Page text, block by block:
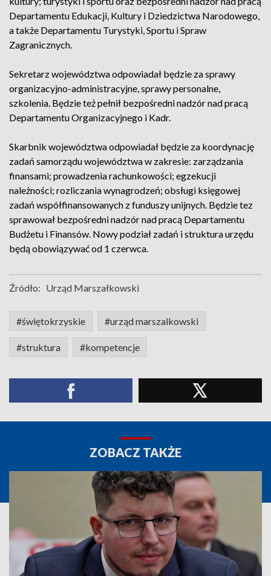
Departamentu Edukacji, Kultury i Dziedzictwa Narodowego,
a także Departamentu Turystyki, Sportu i Spraw
Zagranicznych.
Sekretarz województwa odpowiadał będzie za sprawy
organizacyjno-administracyjne, sprawy personalne,
szkolenia. Będzie też pełnił bezpośredni nadzór nad pracą
Departamentu Organizacyjnego i Kadr.
Skarbnik województwa odpowiadał będzie za koordynację
zadań samorządu województwa w zakresie: zarządzania
finansami; prowadzenia rachunkowości; egzekucji
należności; rozliczania wynagrodzeń; obsługi księgowej
zadań współfinansowanych z funduszy unijnych. Będzie tez
sprawował bezpośredni nadzór nad pracą Departamentu
Budżetu i Finansów. Nowy podział zadań i struktura urzędu
będą obowiązywać od 1 czerwca.
Źródło: Urząd Marszałkowski
#świętokrzyskie #urząd marszalkowski
#struktura #kompetencje
ZOBACZ TAKŻE